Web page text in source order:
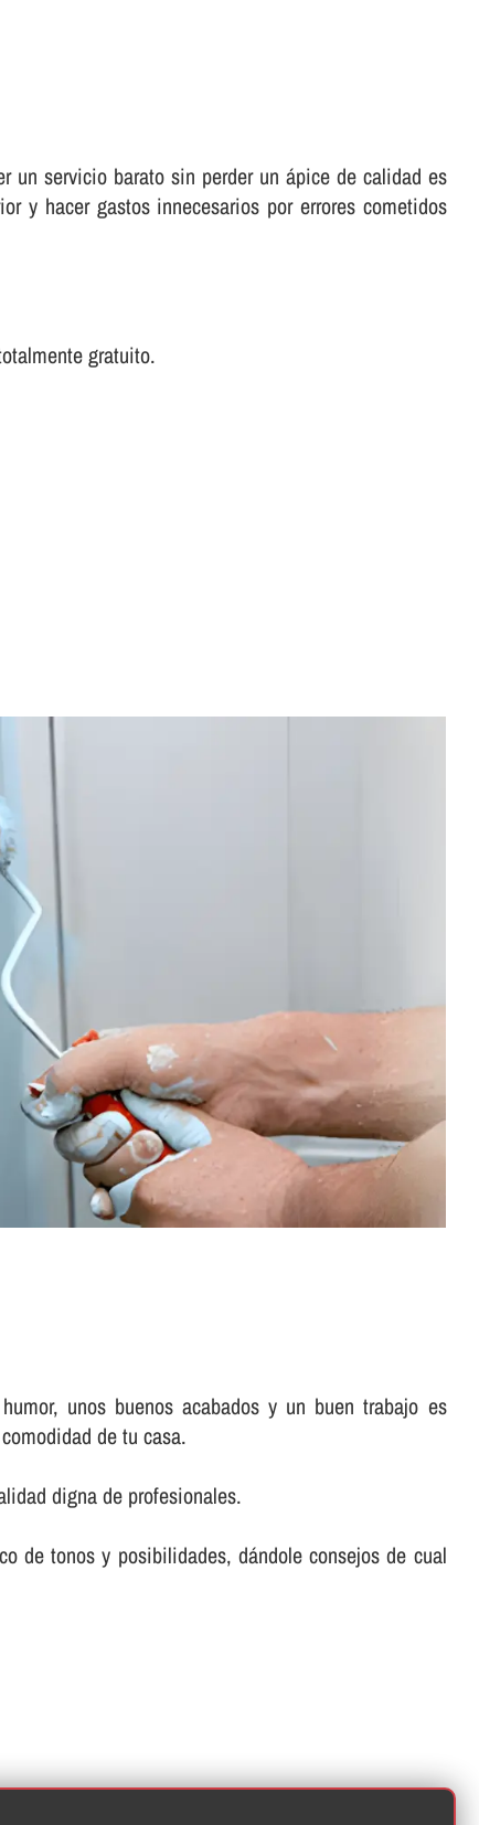
un servicio barato sin perder un ápice de calidad es
y hacer gastos innecesarios por errores cometidos
gratuito.
unos buenos acabados y un buen trabajo es
de tu casa.
digna de profesionales.
de tonos y posibilidades, dándole consejos de cual